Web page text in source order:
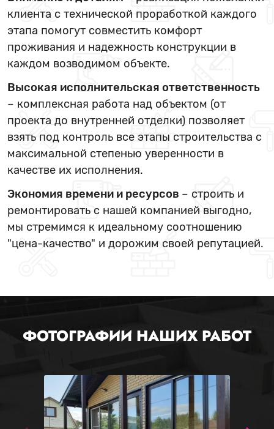
клиента с технической проработкой каждого
этапа помогут совместить комфорт
проживания и надежность конструкции в
каждом возводимом объекте.
Высокая исполнительская ответственность
– комплексная работа над объектом (от
проекта до внутренней отделки) позволяет
взять под контроль все этапы строительства с
максимальной степенью уверенности в
качестве их исполнения.
Экономия времени и ресурсов – строить и
ремонтировать с нашей компанией выгодно,
мы стремимся к идеальному соотношению
"цена-качество" и дорожим своей репутацией.
ФОТОГРАФИИ НАШИХ РАБОТ